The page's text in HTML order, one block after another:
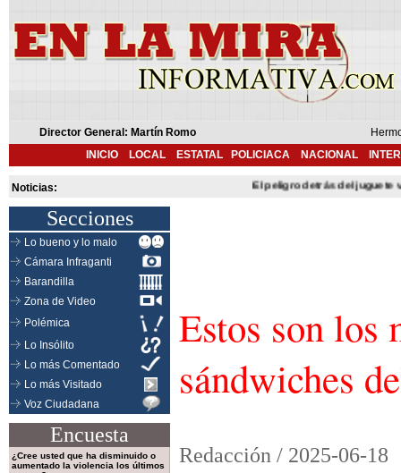
Director General: Martín Romo
INICIO
LOCAL ESTATAL POLICIACA NACIONAL
Noticias: El peligro detrás del juguete viral
Secciones
Lo bueno y lo malo
Cámara Infraganti
Barandilla
Zona de Video
Polémica
Lo Insólito
Lo más Comentado
Lo más Visitado
Voz Ciudadana
Encuesta
¿Cree usted que ha disminuido o
aumentado la violencia los últimos
Estos son los
sándwiches
Redacción / 2025-06-18